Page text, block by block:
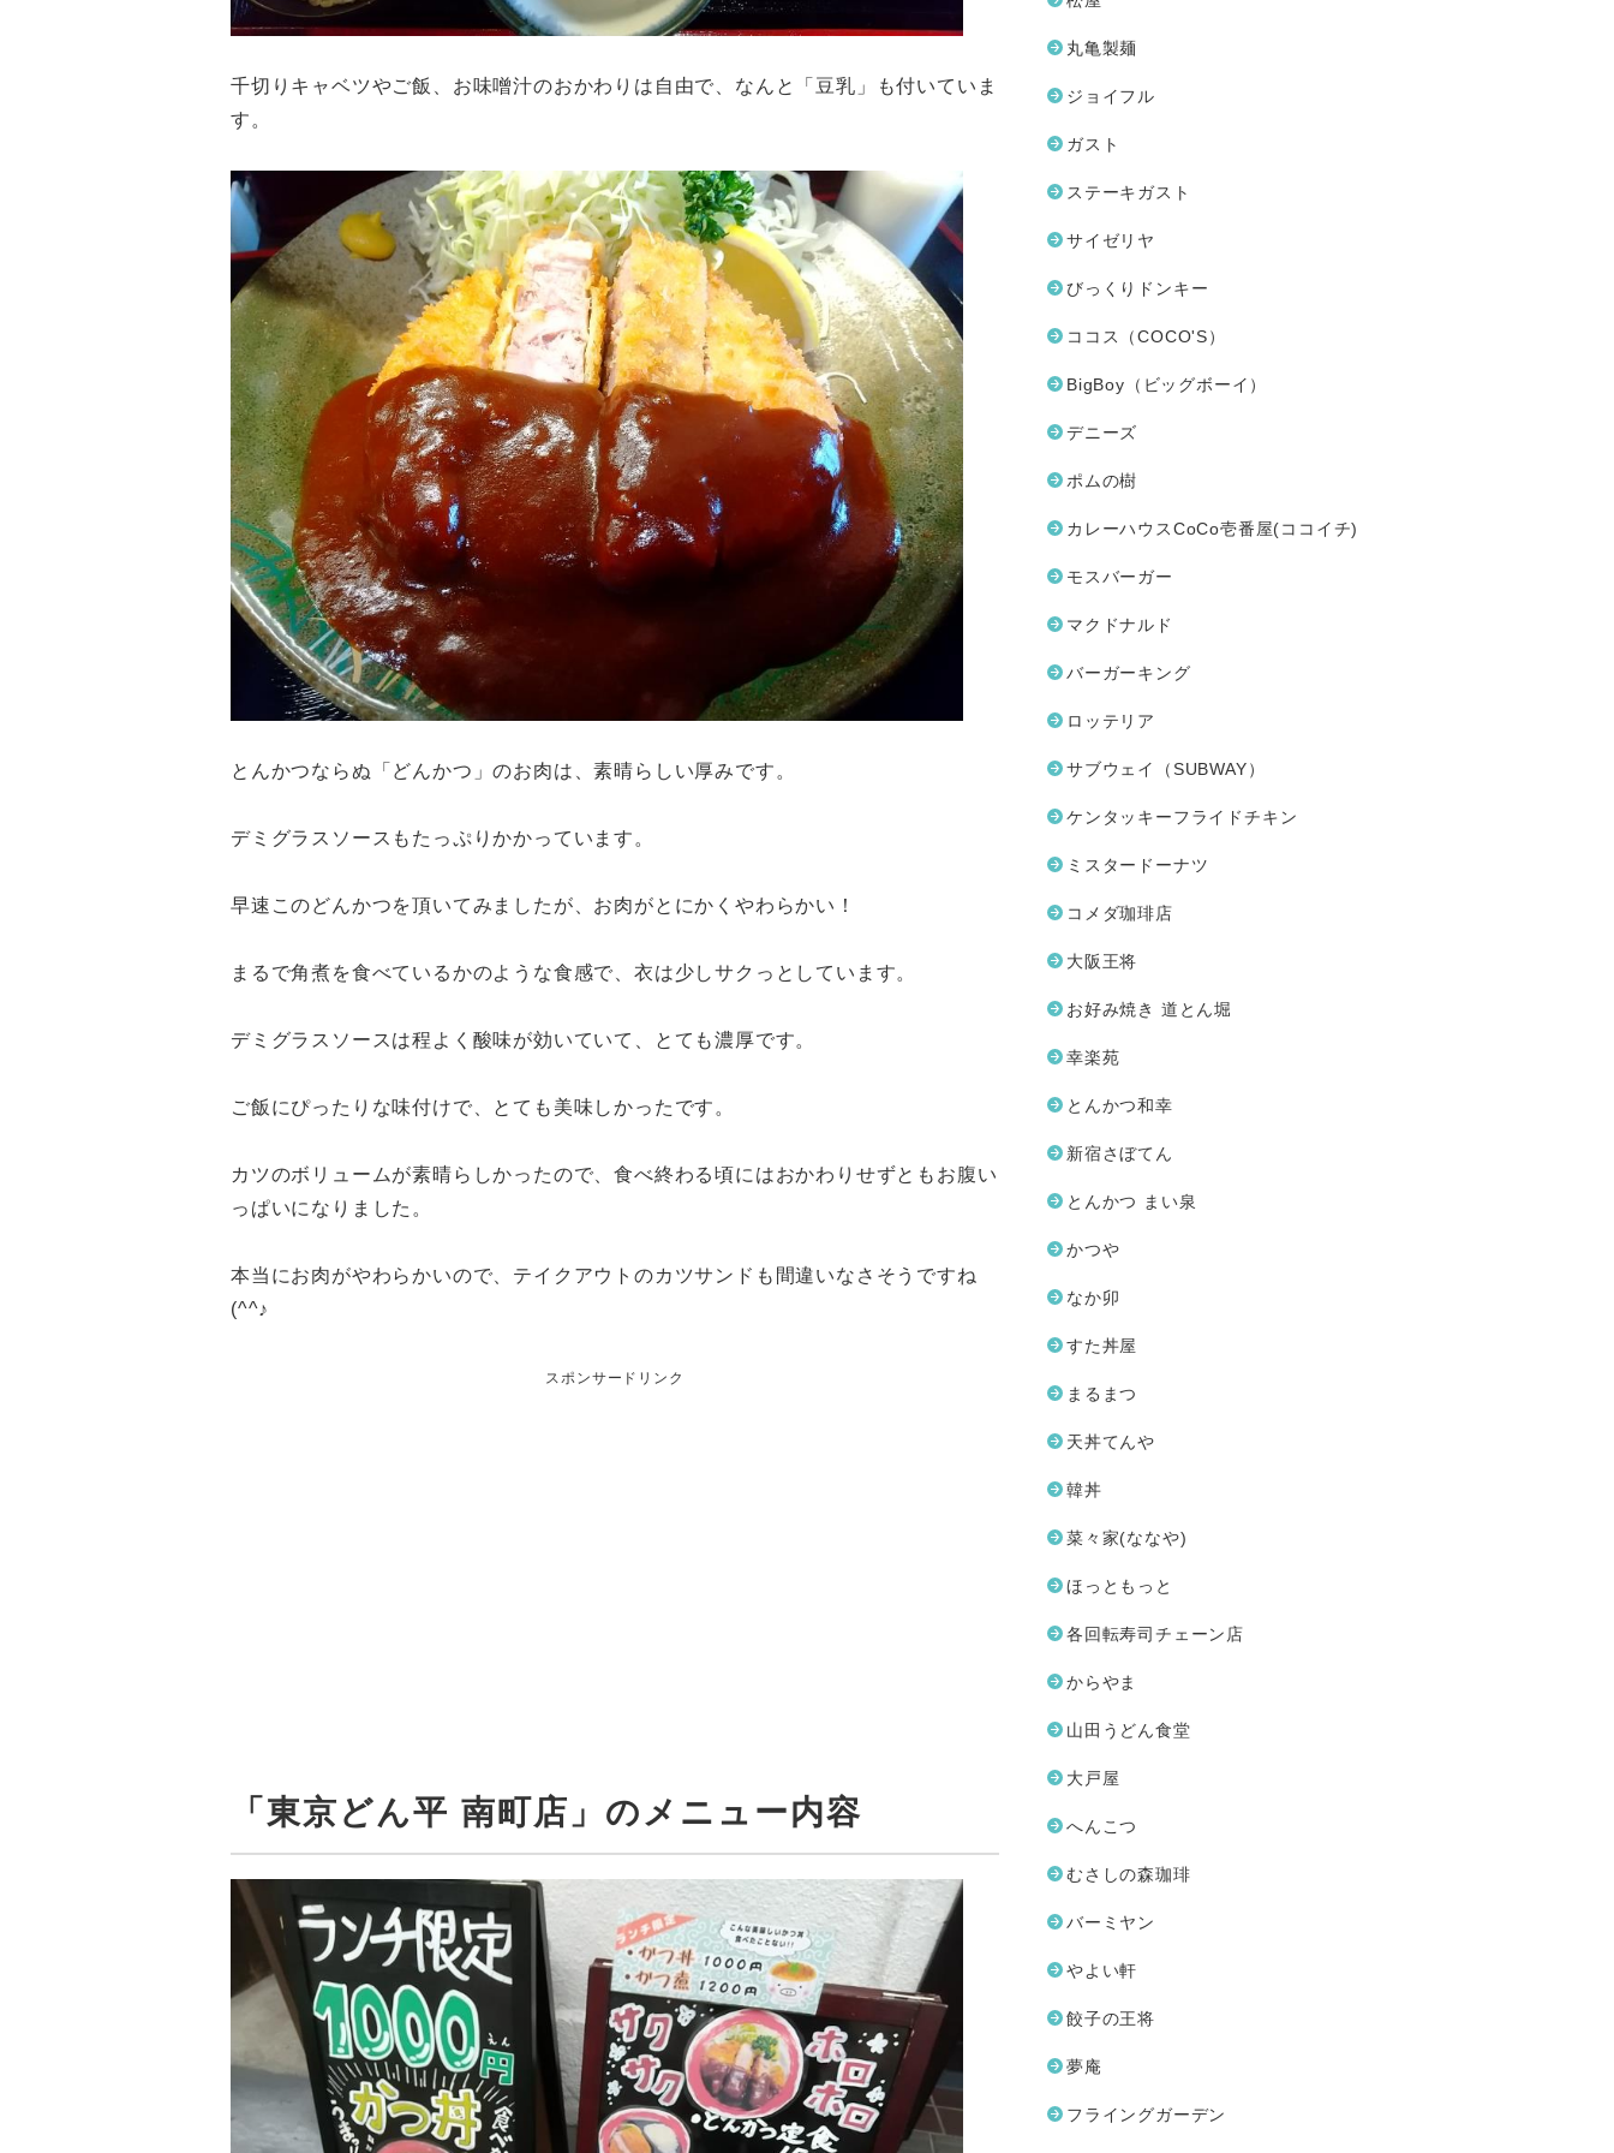
千切りキャベツやご飯、お味噌汁のおかわりは自由で、なんと「豆乳」も付いていま
す。
とんかつならぬ「どんかつ」のお肉は、素晴らしい厚みです。
デミグラスソースもたっぷりかかっています。
早速このどんかつを頂いてみましたが、お肉がとにかくやわらかい！
まるで角煮を食べているかのような食感で、衣は少しサクっとしています。
デミグラスソースは程よく酸味が効いていて、とても濃厚です。
ご飯にぴったりな味付けで、とても美味しかったです。
カツのボリュームが素晴らしかったので、食べ終わる頃にはおかわりせずともお腹い
っぱいになりました。
本当にお肉がやわらかいので、テイクアウトのカツサンドも間違いなさそうですね
(^^♪
スポンサードリンク
「東京どん平 南町店」のメニュー内容
丸亀製麺
ジョイフル
ガスト
ステーキガスト
サイゼリヤ
びっくりドンキー
ココス（COCO'S）
BigBoy（ビッグボーイ）
デニーズ
ポムの樹
カレーハウスCoCo壱番屋(ココイチ)
モスバーガー
マクドナルド
バーガーキング
ロッテリア
サブウェイ（SUBWAY）
ケンタッキーフライドチキン
ミスタードーナツ
コメダ珈琲店
大阪王将
お好み焼き 道とん堀
幸楽苑
とんかつ和幸
新宿さぼてん
とんかつ まい泉
かつや
なか卯
すた丼屋
まるまつ
天丼てんや
韓丼
菜々家(ななや)
ほっともっと
各回転寿司チェーン店
からやま
山田うどん食堂
大戸屋
へんこつ
むさしの森珈琲
バーミヤン
やよい軒
餃子の王将
夢庵
フライングガーデン